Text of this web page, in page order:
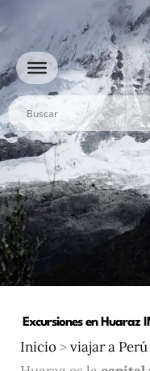
al
contenido
Excursiones en Huaraz
Inicio>viajar a Perú